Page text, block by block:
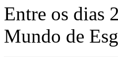
Entre os dias
Mundo de